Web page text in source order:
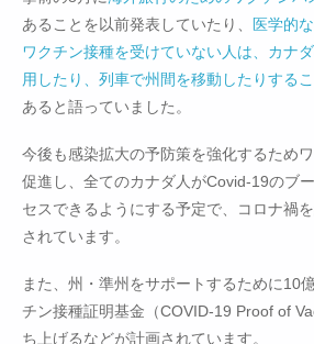
あることを以前発表していたり、
医学的
ワクチン接種を受けていない人は、カナ
用したり、列車で州間を移動したりする
あると語っていました。
今後も感染拡大の予防策を強化するため
促進し、全てのカナダ人がCovid-19のブ
セスできるようにする予定で、コロナ禍
されています。
また、州・準州をサポートするために10
チン接種証明基金（COVID-19 Proof of
ち上げるなどが計画されています。